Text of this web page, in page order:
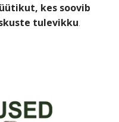
kes soovib
tulevikku.